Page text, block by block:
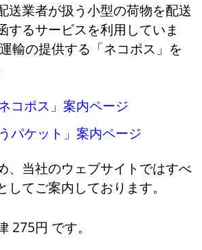
送業者が扱う小型の荷物を配送
するサービスを利用していま
輸の提供する「ネコポス」を
コポス」案内ページ
パケット」案内ページ
、当社のウェブサイトではすべ
してご案内しております。
275円 です。